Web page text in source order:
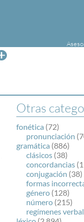
la Agencia Efe y
cuyo objetivo es
español en los
Internet.
Otras
fonética (72)
pronunciación
gramática (886)
clásicos (38)
concordancias
conjugación (38)
formas
género (128)
número (215)
regímenes